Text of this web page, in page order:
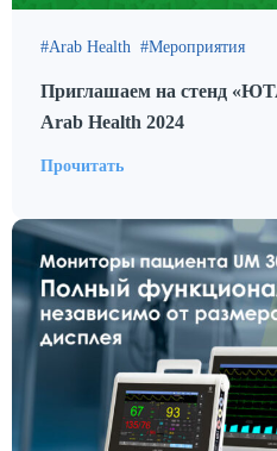
Arab Health Мероприятия
Приглашаем на стенд
Arab Health 2024
Прочитать